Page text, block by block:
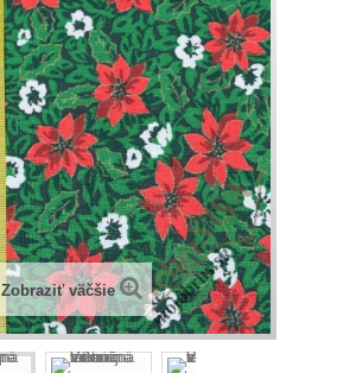
Zobraziť väčšie